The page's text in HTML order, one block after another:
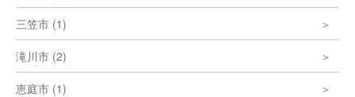
三笠市 (1)
滝川市 (2)
恵庭市 (1)